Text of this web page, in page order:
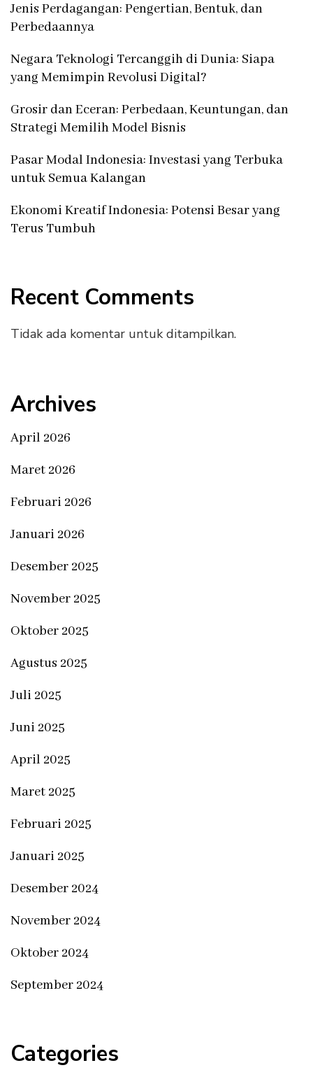
Jenis Perdagangan: Pengertian, Bentuk, dan
Perbedaannya
Negara Teknologi Tercanggih di Dunia: Siapa
yang Memimpin Revolusi Digital?
Grosir dan Eceran: Perbedaan, Keuntungan, dan
Strategi Memilih Model Bisnis
Pasar Modal Indonesia: Investasi yang Terbuka
untuk Semua Kalangan
Ekonomi Kreatif Indonesia: Potensi Besar yang
Terus Tumbuh
Recent Comments
Tidak ada komentar untuk ditampilkan.
Archives
April 2026
Maret 2026
Februari 2026
Januari 2026
Desember 2025
November 2025
Oktober 2025
Agustus 2025
Juli 2025
Juni 2025
April 2025
Maret 2025
Februari 2025
Januari 2025
Desember 2024
November 2024
Oktober 2024
September 2024
Categories